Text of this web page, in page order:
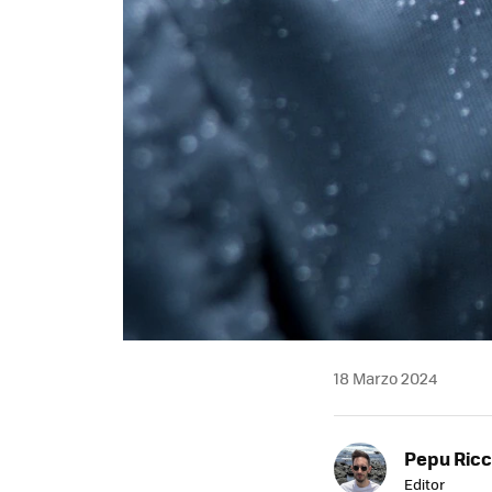
18 Marzo 2024
Pepu
Editor